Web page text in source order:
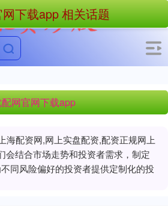
网官网下载app
海配资网,网上实盘配资,配资正规网上
会结合市场走势和投资者需求，制定
同风险偏好的投资者提供定制化的投
下载app 相关话题